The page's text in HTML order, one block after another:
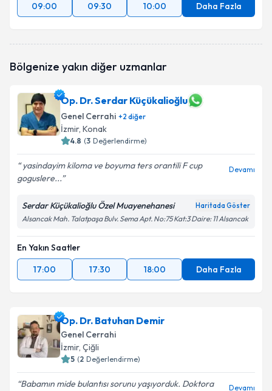
09:00
09:30 10:00 Daha Fazla
Bölgenize yakın diğer uzmanlar
Op. Dr. Serdar Küçükalioğlu
Genel Cerrahi +2 diğer
İzmir, Konak
4.8 (3 Değerlendirme)
yasindayim kiloma ve boyuma ters orantili F cup
goguslere...
Devamı
Serdar Küçükalioğlu Özel Muayenehanesi Haritada Göster
Alsancak Mah. Talatpaşa Bulv. Sema Apt. No:75 Kat:3 Daire: 11 Alsancak
En Yakın Saatler
17:00
17:30 18:00 Daha Fazla
Op. Dr. Batuhan Demir
Genel Cerrahi
İzmir, Çiğli
5 (2 Değerlendirme)
Babamın mide bulantısı sorunu yaşıyorduk. Doktora
Devamı